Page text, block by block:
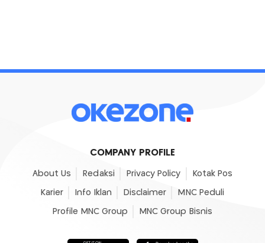
COMPANY PROFILE
About Us Redaksi Privacy Policy Kotak Pos
Karier Info Iklan Disclaimer MNC Peduli
Profile MNC Group MNC Group Bisnis